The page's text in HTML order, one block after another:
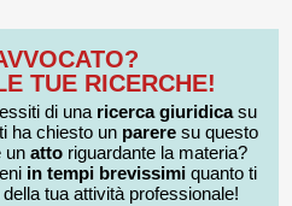
TUE RICERCHE!
di una ricerca giuridicasu
ha chiesto un pareresu questo
un atto riguardante la materia?
in tempi brevissimiquanto ti
tua attività professionale!